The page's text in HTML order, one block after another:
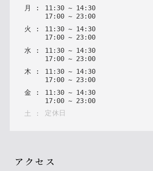
月
: 11: 30 ~ 14: 30
17: 00 ~ 23: 00
火
: 11: 30 ~ 14: 30
17: 00 ~ 23: 00
水 : 11 : 30 ~ 14: 30
17: 00 ~ 23: 00
木 : 11 : 30 ~ 14: 30
17: 00 ~ 23: 00
金 : 11 : 30 ~ 14: 30
17: 00 ~ 23: 00
土
: 定休日
アクセス